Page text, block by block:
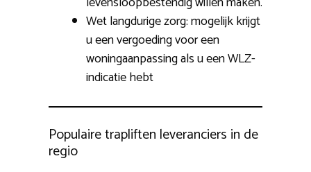
Wet langdurige zorg: mogelijk krijgt
u een vergoeding voor een
woningaanpassing als u een WLZ-
indicatie hebt
Populaire trapliften leveranciers in de
regio